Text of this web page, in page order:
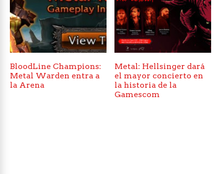
BloodLine Champions:
Metal Warden entra a
la Arena
Metal: Hellsinger dará
el mayor concierto en
la historia de la
Gamescom